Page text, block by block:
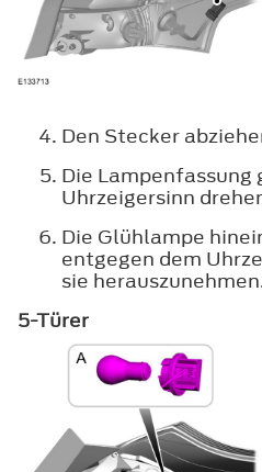
Den Stecker
Die Lampenfassung
Uhrzeigersinn
Die Glühlampe
entgegen dem
sie
5-Türer